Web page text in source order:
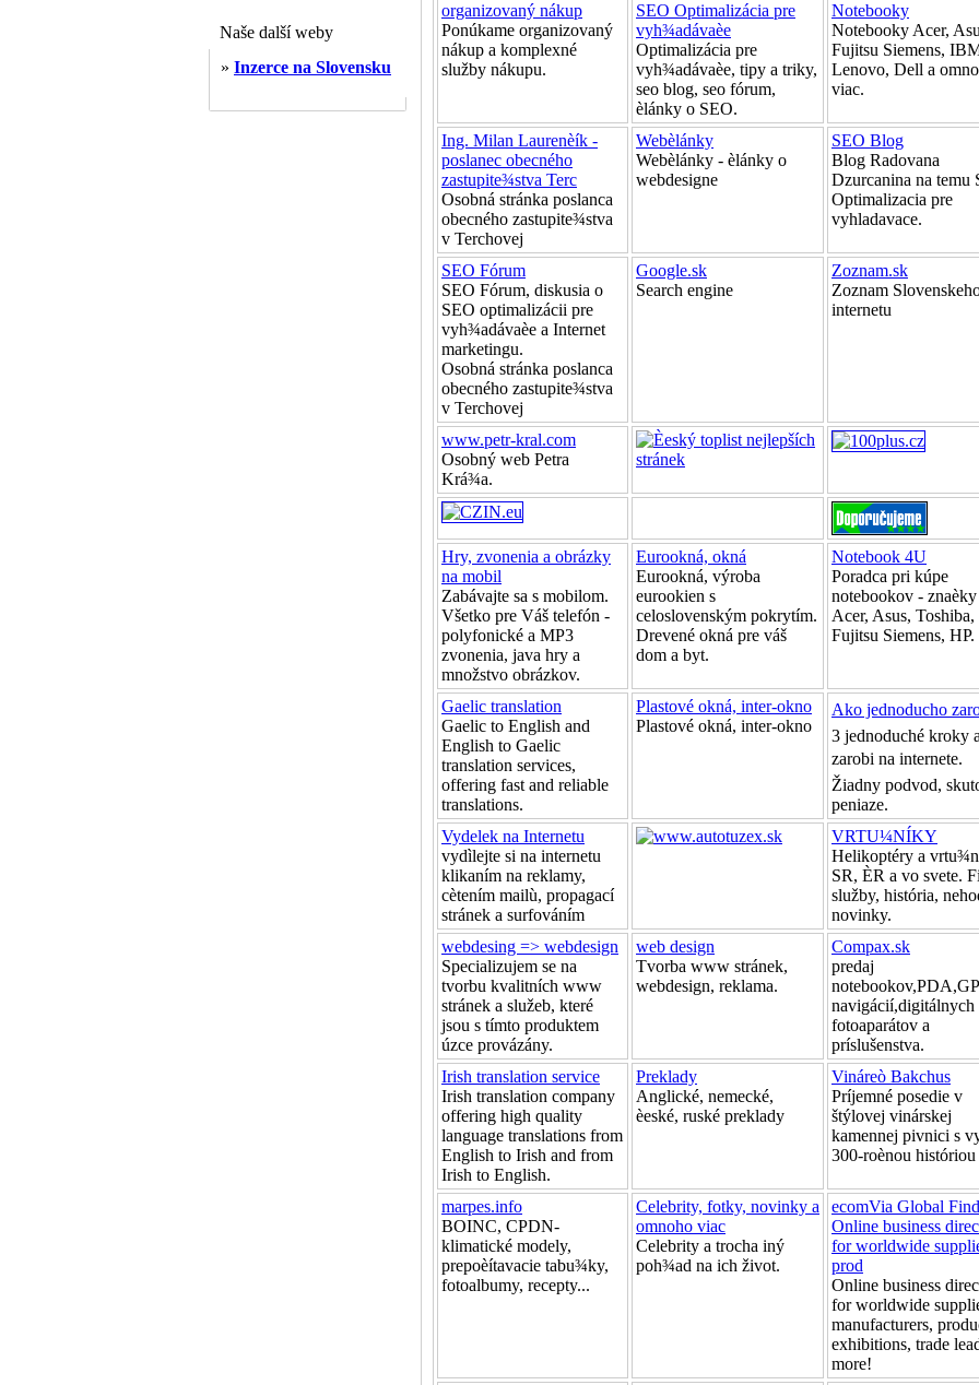
Naše další weby
» Inzerce na Slovensku
organizovaný nákup
Ponúkame organizovaný
nákup a komplexné
služby nákupu.
SEO Optimalizácia pre
vyh¾adávaèe
Optimalizácia pre
vyh¾adávaèe, tipy a triky,
seo blog, seo fórum,
èlánky o SEO.
Notebooky
Notebooky Acer,
Fujitsu Siemens,
Lenovo, Dell a
viac.
Ing. Milan Laurenèík -
poslanec obecného
zastupite¾stva Terc
Osobná stránka poslanca
obecného zastupite¾stva
v Terchovej
Webèlánky
Webèlánky - èlánky o
webdesigne
SEO Blog
Blog Radovana
Dzurcanina na temu
Optimalizacia pre
vyhladavace.
SEO Fórum
SEO Fórum, diskusia o
SEO optimalizácii pre
vyh¾adávaèe a Internet
marketingu.
Osobná stránka poslanca
obecného zastupite¾stva
v Terchovej
Google.sk
Search engine
Zoznam.sk
Zoznam
internetu
www.petr-kral.com
Osobný web Petra
Krá¾a.
Hry, zvonenia a obrázky
na mobil
Zabávajte sa s mobilom.
Všetko pre Váš telefón -
polyfonické a MP3
zvonenia, java hry a
množstvo obrázkov.
Eurookná, okná
Eurookná, výroba
eurookien s
celoslovenským pokrytím.
Drevené okná pre váš
dom a byt.
Notebook 4U
Poradca pri kúpe
notebookov - znaèky
Acer, Asus, Toshiba,
Fujitsu Siemens, HP.
Gaelic translation
Gaelic to English and
English to Gaelic
translation services,
offering fast and reliable
translations.
Plastové okná, inter-okno
Plastové okná, inter-okno
Ako jednoducho
3 jednoduché kroky
zarobi na internete.
Žiadny podvod,
peniaze.
Vydelek na Internetu
vydìlejte si na internetu
klikaním na reklamy,
cètením mailù, propagací
stránek a surfováním
VRTU¼NÍKY
Helikoptéry a
SR, ÈR a vo svete.
služby, história,
novinky.
webdesing => webdesign
Specializujem se na
tvorbu kvalitních www
stránek a služeb, které
jsou s tímto produktem
úzce provázány.
web design
Tvorba www stránek,
webdesign, reklama.
Compax.sk
predaj
navigácií,digitálnych
fotoaparátov a
príslušenstva.
Irish translation service
Irish translation company
offering high quality
language translations from
English to Irish and from
Irish to English.
Preklady
Anglické, nemecké,
èeské, ruské preklady
Vináreò Bakchus
Príjemné posedie v
štýlovej vinárskej
kamennej pivnici s
300-roènou históriou
marpes.info
BOINC, CPDN-
klimatické modely,
prepoèítavacie tabu¾ky,
fotoalbumy, recepty...
Celebrity, fotky, novinky a
omnoho viac
Celebrity a trocha iný
poh¾ad na ich život.
ecomVia Global
Online business
for worldwide
prod
Online business
for worldwide
manufacturers,
exhibitions, trade
more!